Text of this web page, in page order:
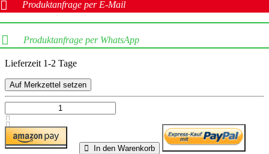
Produktanfrage per E-Mail
Produktanfrage per WhatsApp
Lieferzeit 1-2 Tage
In den Warenkorb